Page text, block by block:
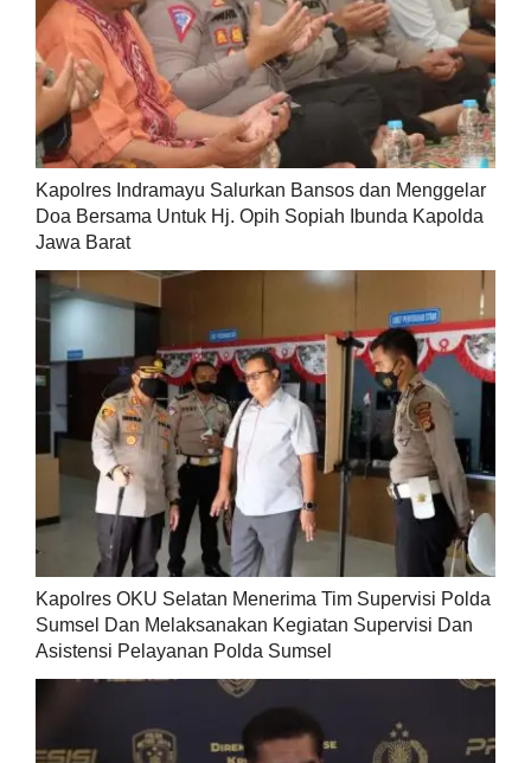
Kapolres Indramayu Salurkan Bansos dan Menggelar
Doa Bersama Untuk Hj. Opih Sopiah Ibunda Kapolda
Jawa Barat
Kapolres OKU Selatan Menerima Tim Supervisi Polda
Sumsel Dan Melaksanakan Kegiatan Supervisi Dan
Asistensi Pelayanan Polda Sumsel